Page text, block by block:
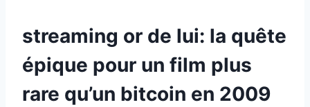
streaming or de lui: la quête
épique pour un film plus
rare qu’un bitcoin en 2009